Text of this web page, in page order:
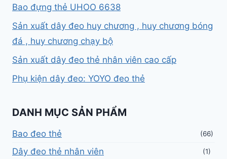
Bao đựng thẻ UHOO 6638
Sản xuất dây đeo huy chương , huy chương bóng
đá , huy chương chạy bộ
Sản xuất dây đeo thẻ nhân viên cao cấp
Phụ kiện dây đeo: YOYO đeo thẻ
DANH MỤC SẢN PHẨM
Bao đeo thẻ (66)
Dây đeo thẻ nhân viên (1)